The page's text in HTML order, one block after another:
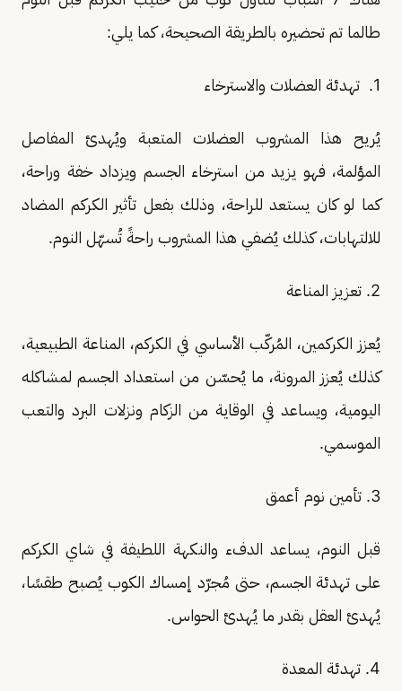
طالما تم تحضيره بالطريقة الصحيحة، كما يلي:
1. تهدئة العضلات والاسترخاء
يُريح هذا المشروب العضلات المتعبة ويُهدئ المفاصل
المؤلمة، فهو يزيد من استرخاء الجسم ويزداد خفة وراحة،
كما لو كان يستعد للراحة، وذلك بفعل تأثير الكركم المضاد
للالتهابات، كذلك يُضفي هذا المشروب راحةً تُسهّل النوم.
2. تعزيز المناعة
يُعزز الكركمين، المُركّب الأساسي في الكركم، المناعة الطبيعية،
كذلك يُعزز المرونة، ما يُحسّن من استعداد الجسم لمشاكله
اليومية، ويساعد في الوقاية من الزكام ونزلات البرد والتعب
الموسمي.
3. تأمين نوم أعمق
قبل النوم، يساعد الدفء والنكهة اللطيفة في شاي الكركم
على تهدئة الجسم، حتى مُجرّد إمساك الكوب يُصبح طقسًا،
يُهدئ العقل بقدر ما يُهدئ الحواس.
4. تهدئة المعدة